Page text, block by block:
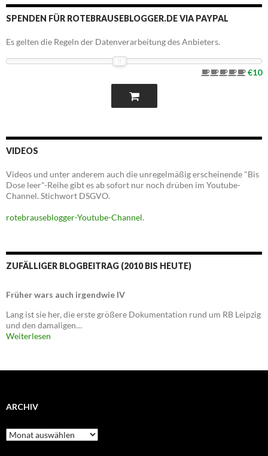
SPENDEN FÜR ROTEBRAUSEBLOGGER.DE VIA PAYPAL
Es gelten die Regeln der Datenverarbeitung des Anbieters.
€10
VIDEOS
Videos und unter anderem auch die unregelmäßig erscheinende "Bis
Dose leer"-Reihe gibt es ab sofort nur noch drüben im Youtube-
Channel. Stichwort DSGVO.
rotebrauseblogger-Youtube-Channel.
ZUFÄLLIGER BLOGBEITRAG (2010 BIS HEUTE)
Früher wars auch irgendwie IV
Lang ist sie her, die erste größere Dokumentation rund um RB Leipzig
und den damaligen…
Weiterlesen
ARCHIV
Archiv